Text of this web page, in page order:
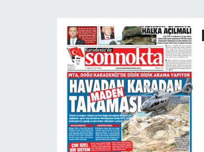
TRABZON
TRABZONSPOR